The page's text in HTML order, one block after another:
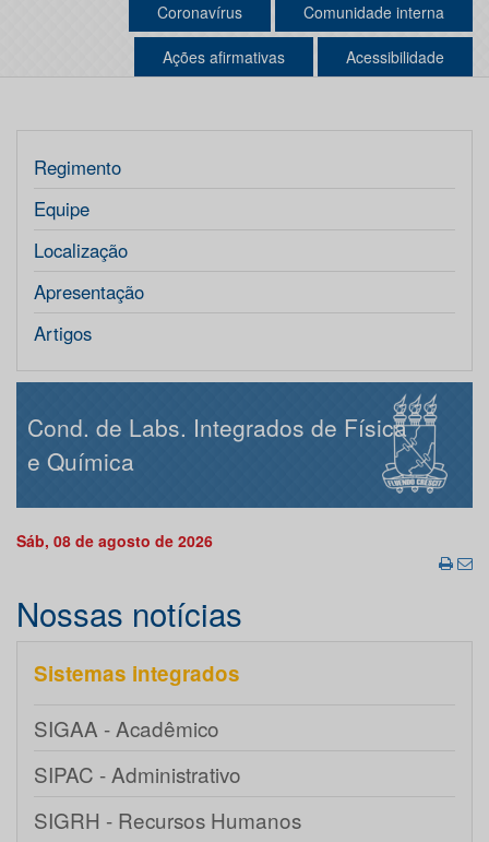
Coronavírus Comunidade interna
Ações afirmativas Acessibilidade
Regimento
Equipe
Localização
Apresentação
Artigos
Cond. de Labs. Integrados de Física
e Química
Sáb, 08 de agosto de 2026
Nossas notícias
Sistemas integrados
SIGAA - Acadêmico
SIPAC - Administrativo
SIGRH - Recursos Humanos